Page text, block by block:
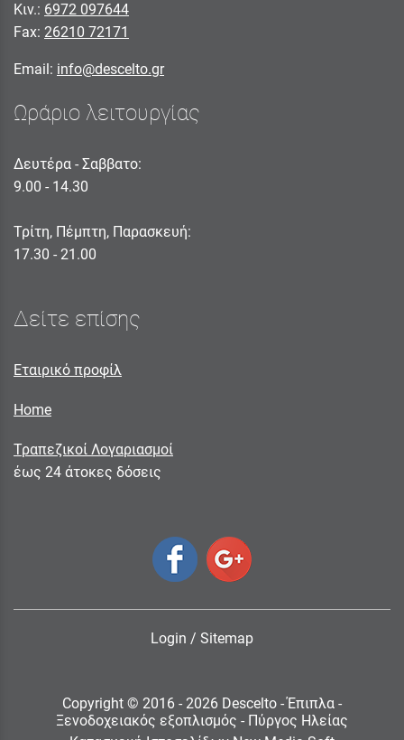
Κιν.: 6972 097644
Fax: 26210 72171
Email: info@descelto.gr
Ωράριο λειτουργίας
Δευτέρα - Σαββατο:
9.00 - 14.30
Τρίτη, Πέμπτη, Παρασκευή:
17.30 - 21.00
Δείτε επίσης
Εταιρικό προφίλ
Home
Τραπεζικοί Λογαριασμοί
έως 24 άτοκες δόσεις
Login / Sitemap
Copyright © 2016 - 2026 Descelto - Έπιπλα -
Ξενοδοχειακός εξοπλισμός - Πύργος Ηλείας